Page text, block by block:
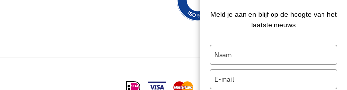
Meld je aan en blijf op de hoogte van het
laatste nieuws
name